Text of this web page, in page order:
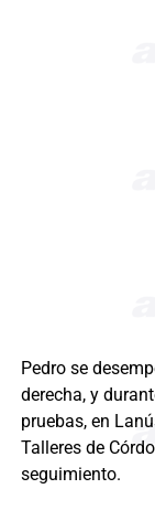
Pedro se
derecha, y
pruebas, en
Talleres de
seguimiento.